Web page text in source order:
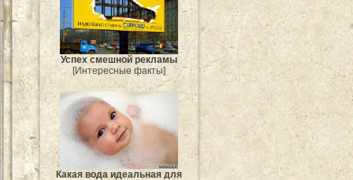
Успех смешной рекламы
[Интересные факты]
Какая вода идеальная для